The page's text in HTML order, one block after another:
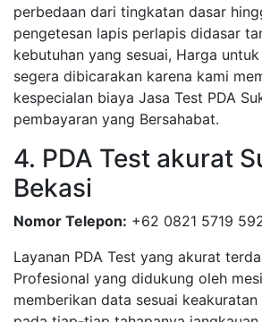
perbedaan dari tingkatan dasar
pengetesan lapis perlapis didasar
kebutuhan yang sesuai, Harga
segera dibicarakan karena kami
kespecialan biaya Jasa Test PDA
pembayaran yang Bersahabat.
4. PDA Test akurat
Bekasi
Nomor Telepon: +62 0821 5719
Layanan PDA Test yang akurat
Profesional yang didukung oleh
memberikan data sesuai